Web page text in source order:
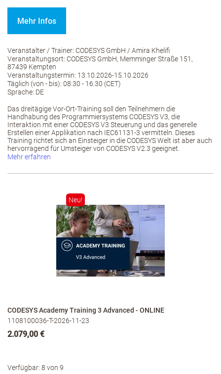
Mehr Infos
Veranstalter / Trainer: CODESYS GmbH / Amira Khelifi
Veranstaltungsort: CODESYS GmbH, Memminger Straße 151,
87439 Kempten
Veranstaltungstermin: 13.10.2026-15.10.2026
Täglich (von - bis): 08:30 - 16:30 (CET)
Sprache: DE
Das dreitägige Vor-Ort-Training soll den Teilnehmern die
Handhabung des Programmiersystems CODESYS V3, die
Interaktion mit einer CODESYS V3 Steuerung und das generelle
Erstellen einer Applikation nach IEC61131-3 vermitteln. Dieses
Training richtet sich an Einsteiger in die CODESYS Welt ist aber auch
hervorragend für Umsteiger von CODESYS V2.3 geeignet.
Mehr erfahren
Neu!
CODESYS Academy Training 3 Advanced - ONLINE
1108100036-T-2026-11-23
2.079,00 €
Verfügbar: 8 von 9